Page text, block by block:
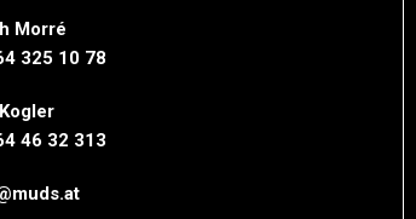
Morré
325 10 78
46 32 313‬